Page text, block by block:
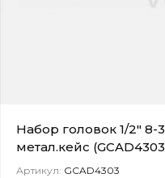
Набор головок 1/2"
метал.кейс
Артикул: GCAD4303